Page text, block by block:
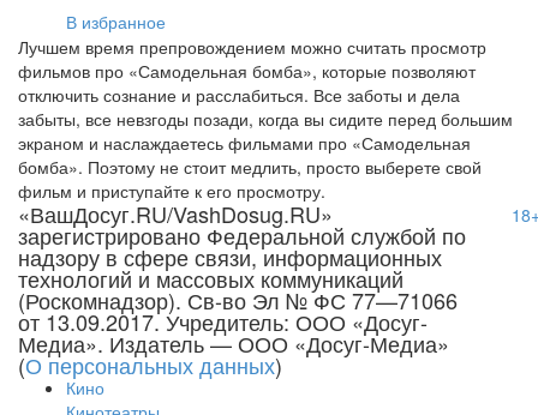
В избранное
Лучшем время препровождением можно считать просмотр
фильмов про «Самодельная бомба», которые позволяют
отключить сознание и расслабиться. Все заботы и дела
забыты, все невзгоды позади, когда вы сидите перед большим
экраном и наслаждаетесь фильмами про «Самодельная
бомба». Поэтому не стоит медлить, просто выберете свой
фильм и приступайте к его просмотру.
«ВашДосуг.RU/VashDosug.RU»
зарегистрировано Федеральной службой по
надзору в сфере связи, информационных
технологий и массовых коммуникаций
(Роскомнадзор). Св-во Эл № ФС 77—71066
от 13.09.2017. Учредитель: ООО «Досуг-
Медиа». Издатель — ООО «Досуг-Медиа»
(О персональных данных)
Кино